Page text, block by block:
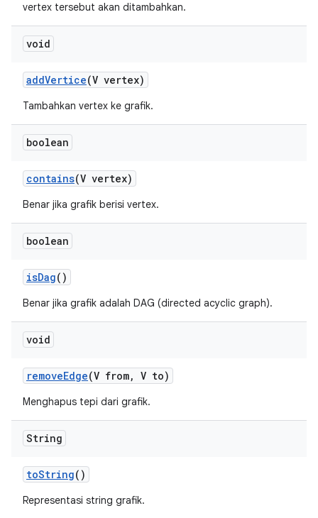
vertex tersebut akan ditambahkan.
void
addVertice(V vertex)
Tambahkan vertex ke grafik.
boolean
contains(V vertex)
Benar jika grafik berisi vertex.
boolean
isDag()
Benar jika grafik adalah DAG (directed acyclic graph).
void
removeEdge(V from, V to)
Menghapus tepi dari grafik.
String
toString()
Representasi string grafik.